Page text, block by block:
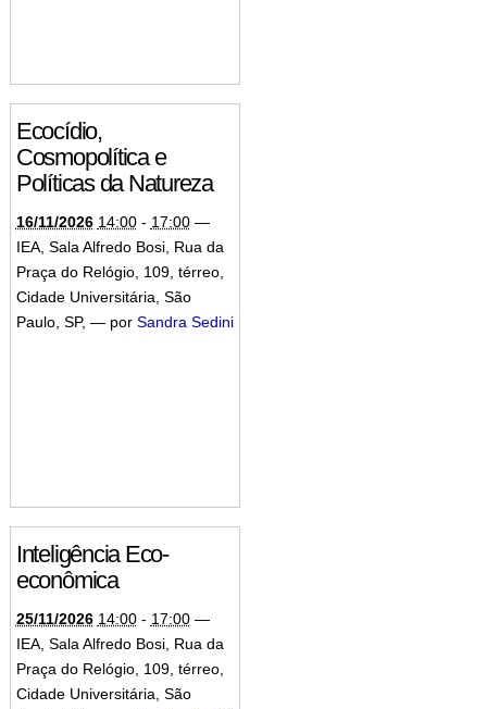
Ecocídio,
Cosmopolítica e
Políticas da Natureza
16/11/2026 14:00- 17:00 —
IEA, Sala Alfredo Bosi, Rua da
Praça do Relógio, 109, térreo,
Cidade Universitária, São
Paulo, SP, — por Sandra Sedini
Inteligência Eco-
econômica
25/11/2026 14:00- 17:00 —
IEA, Sala Alfredo Bosi, Rua da
Praça do Relógio, 109, térreo,
Cidade Universitária, São